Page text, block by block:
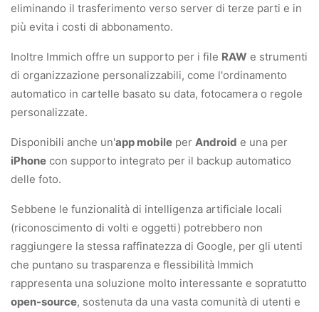
eliminando il trasferimento verso server di terze parti e in
più evita i costi di abbonamento.
Inoltre Immich offre un supporto per i file RAW e strumenti
di organizzazione personalizzabili, come l'ordinamento
automatico in cartelle basato su data, fotocamera o regole
personalizzate.
Disponibili anche un'app mobile per Android e una per
iPhone con supporto integrato per il backup automatico
delle foto.
Sebbene le funzionalità di intelligenza artificiale locali
(riconoscimento di volti e oggetti) potrebbero non
raggiungere la stessa raffinatezza di Google, per gli utenti
che puntano su trasparenza e flessibilità Immich
rappresenta una soluzione molto interessante e sopratutto
open-source, sostenuta da una vasta comunità di utenti e